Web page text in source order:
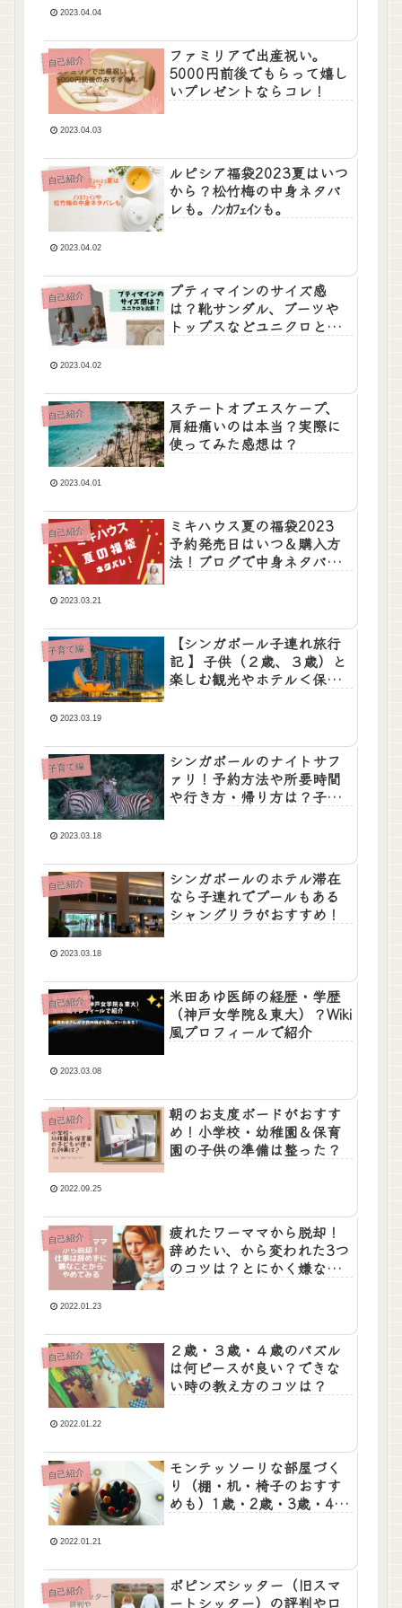
2023.04.04
自己紹介
ファミリアで出産祝い。
5000円前後でもらって嬉し
いプレゼントならコレ！
2023.04.03
自己紹介
ルピシア福袋2023夏はいつ
から？松竹梅の中身ネタバ
レも。ﾉﾝｶﾌｪｲﾝも。
2023.04.02
自己紹介
プティマインのサイズ感
は？靴サンダル、ブーツや
トップスなどユニクロと比
2023.04.02
自己紹介
ステートオブエスケープ、
肩紐痛いのは本当？実際に
使ってみた感想は？
2023.04.01
自己紹介
ミキハウス夏の福袋2023
予約発売日はいつ＆購入方
法！ブログで中身ネタバレ
2023.03.21
子育て編
【シンガポール子連れ旅行
記 】子供（２歳、３歳）と
楽しむ観光やホテル＜保存
2023.03.19
子育て編
シンガポールのナイトサフ
ァリ！予約方法や所要時間
や行き方・帰り方は？子連
2023.03.18
自己紹介
シンガポールのホテル滞在
なら子連れでプールもある
シャングリラがおすすめ！
2023.03.18
自己紹介
米田あゆ医師の経歴・学歴
（神戸女学院＆東大）？Wiki
風プロフィールで紹介
2023.03.08
自己紹介
朝のお支度ボードがおすす
め！小学校・幼稚園＆保育
園の子供の準備は整った？
2022.09.25
自己紹介
疲れたワーママから脱却！
辞めたい、から変われた3つ
のコツは？とにかく嫌なこ
2022.01.23
自己紹介
２歳・３歳・４歳のパズル
は何ピースが良い？できな
い時の教え方のコツは？
2022.01.22
自己紹介
モンテッソーリな部屋づく
り（棚・机・椅子のおすす
めも）1歳・2歳・3歳・4歳
2022.01.21
自己紹介
ポピンズシッター（旧スマ
ートシッター）の評判や口